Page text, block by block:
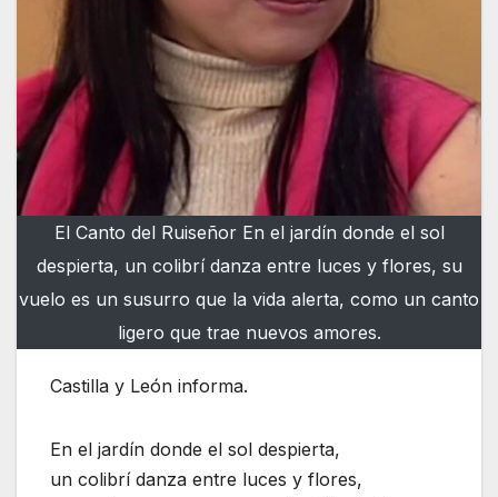
El Canto del Ruiseñor En el jardín donde el sol
despierta, un colibrí danza entre luces y flores, su
vuelo es un susurro que la vida alerta, como un canto
ligero que trae nuevos amores.
Castilla y León informa.
En el jardín donde el sol despierta,
un colibrí danza entre luces y flores,